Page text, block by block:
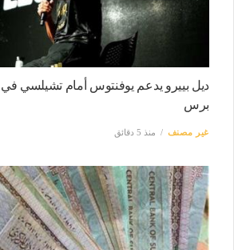
ديل بييرو يدعم يوفنتوس أمام تشيلسي في
برس
غير مصنف منذ 5 دقائق